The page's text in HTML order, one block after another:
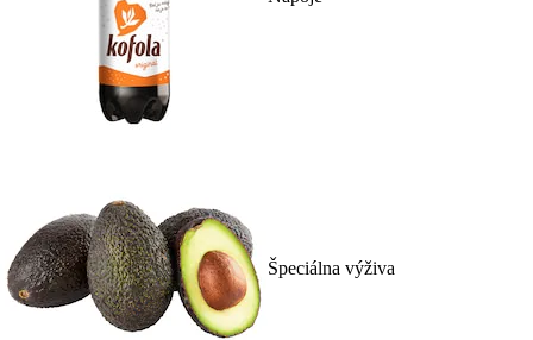
Špeciálna výživa